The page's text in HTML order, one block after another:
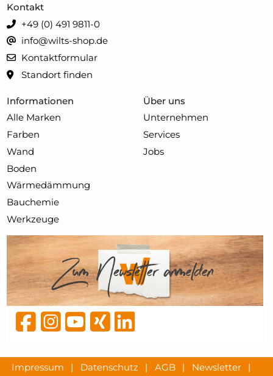
Informationen
Alle Marken
Farben
Wand
Boden
Wärmedämmung
Bauchemie
Werkzeuge
Über uns
Unternehmen
Services
Jobs
Kontakt
+49 (0) 491 9811-0
info@wilts-shop.de
Kontaktformular
Standort finden
Impressum | Datenschutz | AGB | Newsletter
|